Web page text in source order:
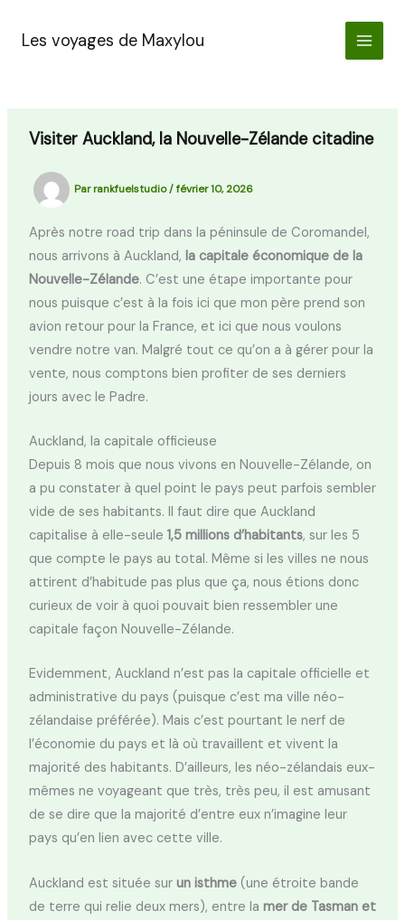
Les voyages de Maxylou
Visiter Auckland, la Nouvelle-Zélande citadine
Parrankfuelstudio/février 10, 2026
Après notre road trip dans la péninsule de Coromandel,
nous arrivons à Auckland, la capitale économique de la
Nouvelle-Zélande. C’est une étape importante pour
nous puisque c’est à la fois ici que mon père prend son
avion retour pour la France, et ici que nous voulons
vendre notre van. Malgré tout ce qu’on a à gérer pour la
vente, nous comptons bien profiter de ses derniers
jours avec le Padre.
Auckland, la capitale officieuse
Depuis 8 mois que nous vivons en Nouvelle-Zélande, on
a pu constater à quel point le pays peut parfois sembler
vide de ses habitants. Il faut dire que Auckland
capitalise à elle-seule 1,5 millions d’habitants, sur les 5
que compte le pays au total. Même si les villes ne nous
attirent d’habitude pas plus que ça, nous étions donc
curieux de voir à quoi pouvait bien ressembler une
capitale façon Nouvelle-Zélande.
Evidemment, Auckland n’est pas la capitale officielle et
administrative du pays (puisque c’est ma ville néo-
zélandaise préférée). Mais c’est pourtant le nerf de
l’économie du pays et là où travaillent et vivent la
majorité des habitants. D’ailleurs, les néo-zélandais eux-
mêmes ne voyageant que très, très peu, il est amusant
de se dire que la majorité d’entre eux n’imagine leur
pays qu’en lien avec cette ville.
Auckland est située sur un isthme (une étroite bande
de terre qui relie deux mers), entre la mer de Tasman et